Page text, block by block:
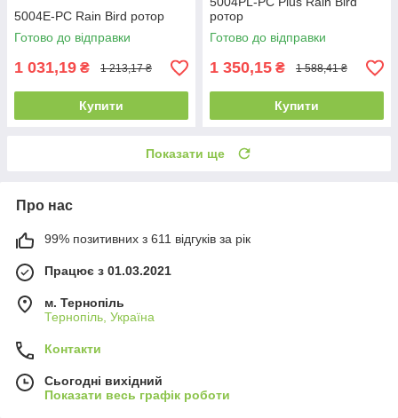
5004E-PC Rain Bird ротор
Готово до відправки
1 031,19 ₴ 1 213,17 ₴
Купити
ротор
Готово до відправки
1 350,15 ₴ 1 588,41 ₴
Купити
Показати ще
Про нас
99% позитивних з 611 відгуків за рік
Працює з 01.03.2021
м. Тернопіль
Тернопіль, Україна
Контакти
Сьогодні вихідний
Показати весь графік роботи